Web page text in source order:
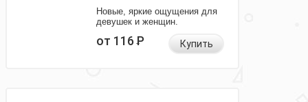
Новые, яркие ощущения для
девушек и женщин.
от 116Р Купить